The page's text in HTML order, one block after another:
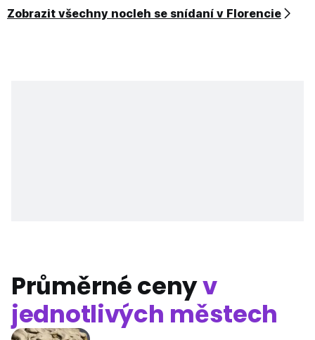
Zobrazit všechny nocleh se snídaní v Florencie
Průměrné cenyv
jednotlivých městech